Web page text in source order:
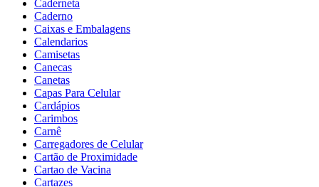
Caderneta
Caderno
Caixas e Embalagens
Calendarios
Camisetas
Canecas
Canetas
Capas Para Celular
Cardápios
Carimbos
Carnê
Carregadores de Celular
Cartão de Proximidade
Cartao de Vacina
Cartazes